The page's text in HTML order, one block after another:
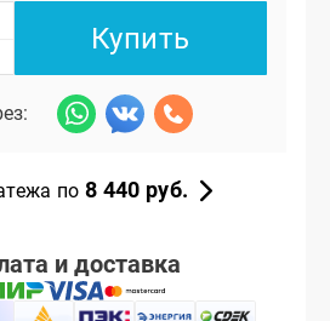
Купить
по 8 440 руб.
и доставка